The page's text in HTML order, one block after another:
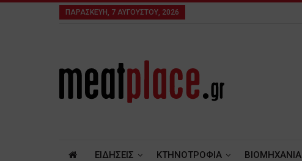
ΠΑΡΑΣΚΕΥΉ, 7 ΑΥΓΟΎΣΤΟΥ, 2026
ΕΙΔΗΣΕΙΣ ΚΤΗΝΟΤΡΟΦΙΑ ΒΙΟΜΗΧΑΝΙΑ